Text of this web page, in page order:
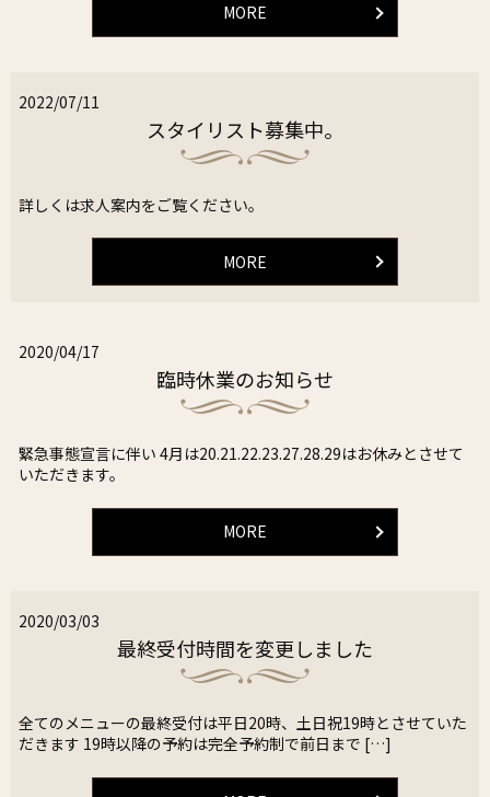
MORE
2022/07/11
スタイリスト募集中。
詳しくは求人案内をご覧ください。
MORE
2020/04/17
臨時休業のお知らせ
緊急事態宣言に伴い 4月は20.21.22.23.27.28.29はお休みとさせて
いただきます。
MORE
2020/03/03
最終受付時間を変更しました
全てのメニューの最終受付は平日20時、土日祝19時とさせていた
だきます 19時以降の予約は完全予約制で前日まで […]